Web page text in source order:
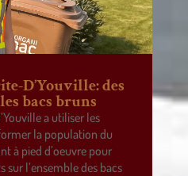
D’Youville: des
bacs bruns
a utiliser les
la population du
à pied d’oeuvre pour
l’ensemble des bacs